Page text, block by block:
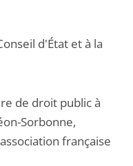
d'État et à la
de droit public à
Sorbonne,
française